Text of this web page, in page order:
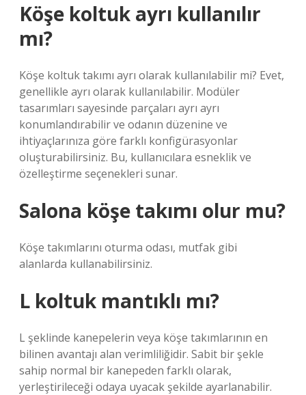
Köşe koltuk ayrı kullanılır
mı?
Köşe koltuk takımı ayrı olarak kullanılabilir mi? Evet,
genellikle ayrı olarak kullanılabilir. Modüler
tasarımları sayesinde parçaları ayrı ayrı
konumlandırabilir ve odanın düzenine ve
ihtiyaçlarınıza göre farklı konfigürasyonlar
oluşturabilirsiniz. Bu, kullanıcılara esneklik ve
özelleştirme seçenekleri sunar.
Salona köşe takımı olur mu?
Köşe takımlarını oturma odası, mutfak gibi
alanlarda kullanabilirsiniz.
L koltuk mantıklı mı?
L şeklinde kanepelerin veya köşe takımlarının en
bilinen avantajı alan verimliliğidir. Sabit bir şekle
sahip normal bir kanepeden farklı olarak,
yerleştirileceği odaya uyacak şekilde ayarlanabilir.